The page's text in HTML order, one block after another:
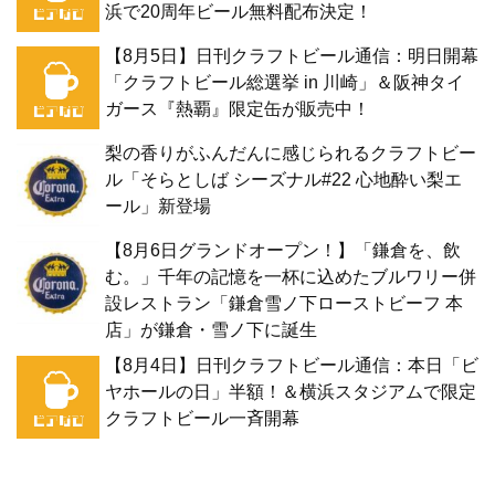
浜で20周年ビール無料配布決定！
【8月5日】日刊クラフトビール通信：明日開幕
「クラフトビール総選挙 in 川崎」＆阪神タイ
ガース『熱覇』限定缶が販売中！
梨の香りがふんだんに感じられるクラフトビー
ル「そらとしば シーズナル#22 心地酔い梨エ
ール」新登場
【8月6日グランドオープン！】「鎌倉を、飲
む。」千年の記憶を一杯に込めたブルワリー併
設レストラン「鎌倉雪ノ下ローストビーフ 本
店」が鎌倉・雪ノ下に誕生
【8月4日】日刊クラフトビール通信：本日「ビ
ヤホールの日」半額！＆横浜スタジアムで限定
クラフトビール一斉開幕